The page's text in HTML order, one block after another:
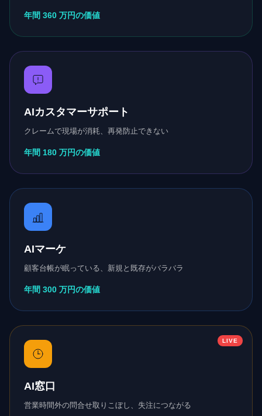
年間 360 万円の価値
AIカスタマーサポート
クレームで現場が消耗、再発防止できない
年間 180 万円の価値
AIマーケ
顧客台帳が眠っている、新規と既存がバラバラ
年間 300 万円の価値
AI窓口
営業時間外の問合せ取りこぼし、失注につながる
LIVE